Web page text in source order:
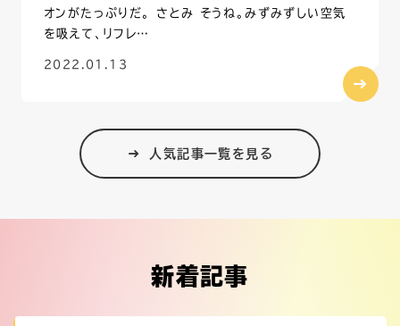
オンがたっぷりだ。 さとみ そうね。みずみずしい空気
を吸えて、リフレ…
2022.01.13
人気記事一覧を見る
新着記事